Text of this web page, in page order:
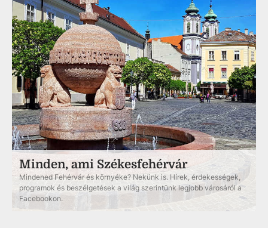
Minden, ami Székesfehérvár
Mindened Fehérvár és környéke? Nekünk is. Hírek, érdekességek,
programok és beszélgetések a világ szerintünk legjobb városáról a
Facebookon.